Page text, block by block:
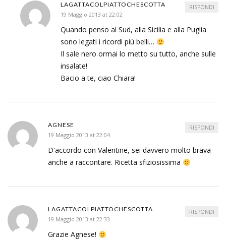
LAGATTACOLPIATTOCHESCOTTA
19 Maggio 2013 at 22:02
Quando penso al Sud, alla Sicilia e alla Puglia
sono legati i ricordi più belli…
Il sale nero ormai lo metto su tutto, anche sulle
insalate!
Bacio a te, ciao Chiara!
RISPONDI
AGNESE
19 Maggio 2013 at 22:04
D'accordo con Valentine, sei davvero molto brava
anche a raccontare. Ricetta sfiziosissima
RISPONDI
LAGATTACOLPIATTOCHESCOTTA
19 Maggio 2013 at 22:33
Grazie Agnese!
RISPONDI